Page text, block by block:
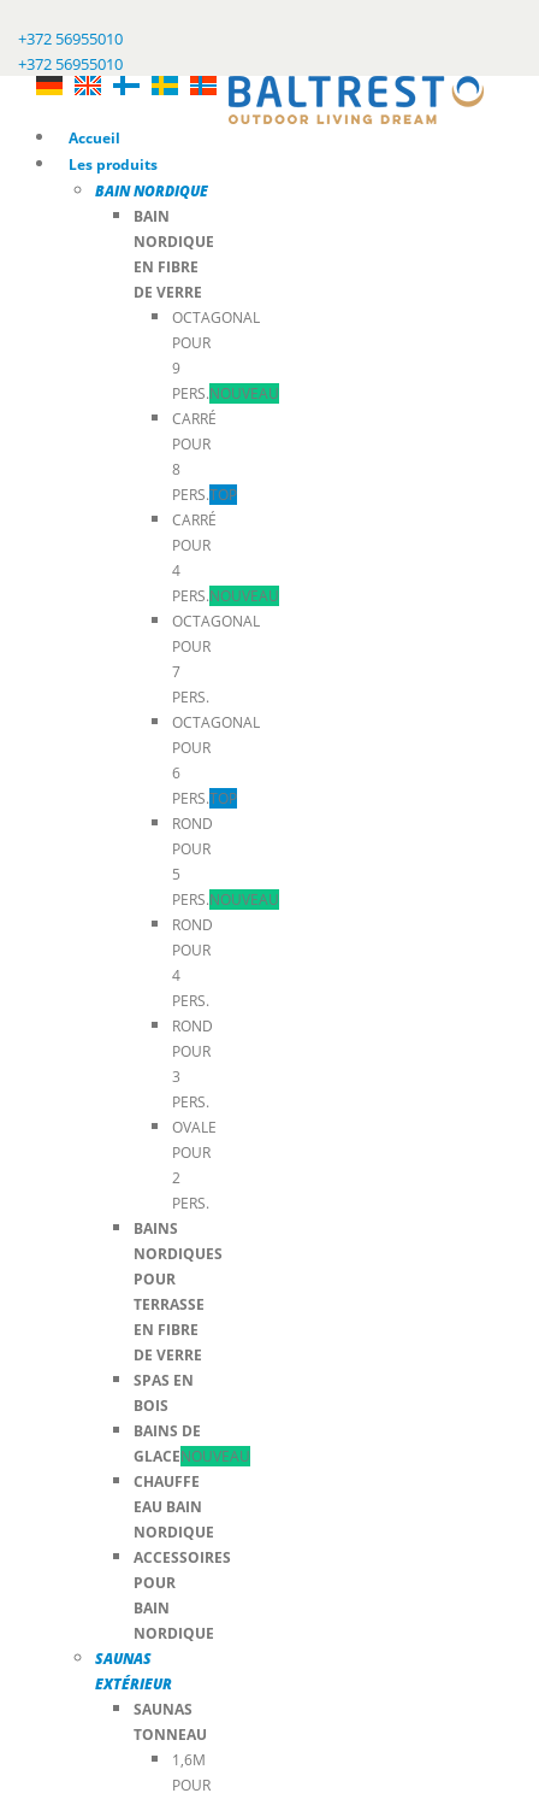
+372 56955010
+372 56955010
Accueil
Les produits
BAIN NORDIQUE
BAIN
NORDIQUE
EN FIBRE
DE VERRE
OCTAGONAL
POUR
9
PERS.NOUVEAU
CARRÉ
POUR
8
PERS.TOP
CARRÉ
POUR
4
PERS.NOUVEAU
OCTAGONAL
POUR
7
PERS.
OCTAGONAL
POUR
6
PERS.TOP
ROND
POUR
5
PERS.NOUVEAU
ROND
POUR
4
PERS.
ROND
POUR
3
PERS.
OVALE
POUR
2
PERS.
BAINS
NORDIQUES
POUR
TERRASSE
EN FIBRE
DE VERRE
SPAS EN
BOIS
BAINS DE
GLACENOUVEAU
CHAUFFE
EAU BAIN
NORDIQUE
ACCESSOIRES
POUR
BAIN
NORDIQUE
SAUNAS
EXTÉRIEUR
SAUNAS
TONNEAU
1,6M
POUR